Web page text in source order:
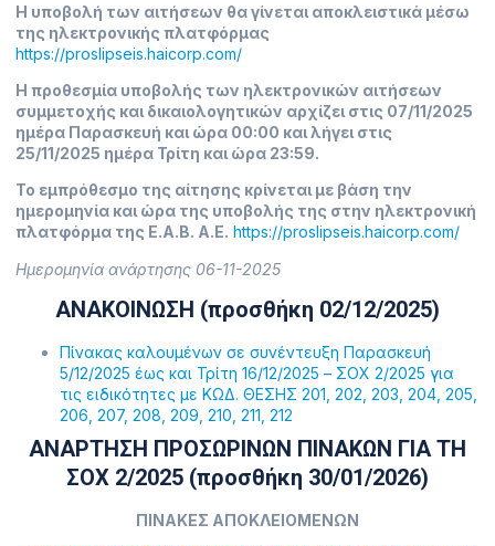
Η υποβολή των αιτήσεων θα γίνεται αποκλειστικά μέσω
της ηλεκτρονικής πλατφόρμας
https://proslipseis.haicorp.com/
Η προθεσμία υποβολής των ηλεκτρονικών αιτήσεων
συμμετοχής και δικαιολογητικών αρχίζει στις 07/11/2025
ημέρα Παρασκευή και ώρα 00:00 και λήγει στις
25/11/2025 ημέρα Τρίτη και ώρα 23:59.
Το εμπρόθεσμο της αίτησης κρίνεται με βάση την
ημερομηνία και ώρα της υποβολής της στην ηλεκτρονική
πλατφόρμα της Ε.Α.Β. Α.Ε. https://proslipseis.haicorp.com/
Ημερομηνία ανάρτησης 06-11-2025
ΑΝΑΚΟΙΝΩΣΗ (προσθήκη 02/12/2025)
Πίνακας καλουμένων σε συνέντευξη Παρασκευή
5/12/2025 έως και Τρίτη 16/12/2025 – ΣΟΧ 2/2025 για
τις ειδικότητες με ΚΩΔ. ΘΕΣΗΣ 201, 202, 203, 204, 205,
206, 207, 208, 209, 210, 211, 212
ΑΝΑΡΤΗΣΗ ΠΡΟΣΩΡΙΝΩΝ ΠΙΝΑΚΩΝ ΓΙΑ ΤΗ
ΣΟΧ 2/2025 (προσθήκη 30/01/2026)
ΠΙΝΑΚΕΣ ΑΠΟΚΛΕΙΟΜΕΝΩΝ